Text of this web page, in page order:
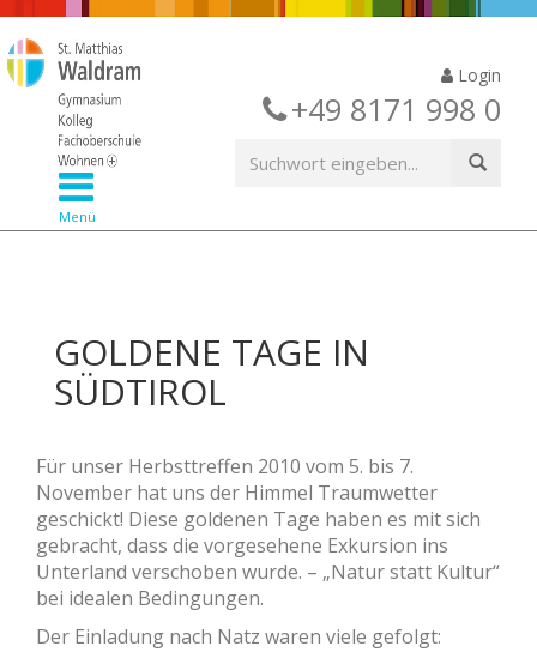
Login
+49 8171 998 0
Menü
GOLDENE TAGE IN
SÜDTIROL
Für unser Herbsttreffen 2010 vom 5. bis 7.
November hat uns der Himmel Traumwetter
geschickt! Diese goldenen Tage haben es mit sich
gebracht, dass die vorgesehene Exkursion ins
Unterland verschoben wurde. – „Natur statt Kultur“
bei idealen Bedingungen.
Der Einladung nach Natz waren viele gefolgt: